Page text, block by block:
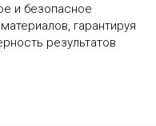
и безопасное
гарантируя
результатов